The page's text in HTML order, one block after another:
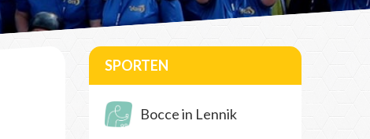
SPORTEN
Bocce in Lennik